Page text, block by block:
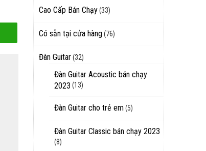
Cao Cấp Bán Chạy(33)
Có sẵn tại cửa hàng(76)
Đàn Guitar(32)
Đàn Guitar Acoustic bán chạy
2023 (13)
Đàn Guitar cho trẻ em (5)
Đàn Guitar Classic bán chạy 2023
(8)